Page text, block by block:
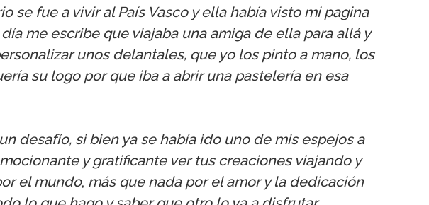
se fue a vivir al País Vasco y ella había visto mi pagina
me escribe que viajaba una amiga de ella para allá y
unos delantales, que yo los pinto a mano, los
su logo por que iba a abrir una pastelería en esa
desafío, si bien ya se había ido uno de mis espejos a
y gratificante ver tus creaciones viajando y
el mundo, más que nada por el amor y la dedicación